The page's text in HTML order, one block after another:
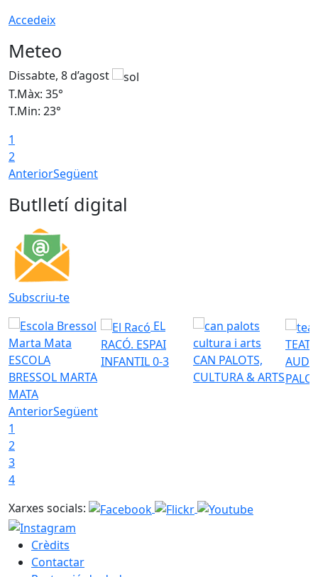
Accedeix
Meteo
Dissabte, 8 d’agost
T.Màx: 35°
T.Min: 23°
1
2
AnteriorSegüent
Butlletí digital
Subscriu-te
ESCOLA
BRESSOL MARTA
MATA
EL
RACÓ. ESPAI
INFANTIL 0-3
CAN PALOTS,
CULTURA & ARTS
AnteriorSegüent
1
2
3
4
Xarxes socials:
Crèdits
Contactar